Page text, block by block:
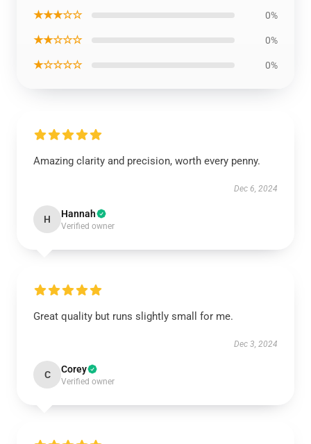
★★★☆☆ 0%
★★☆☆☆ 0%
★☆☆☆☆ 0%
Amazing clarity and precision, worth every penny.
Dec 6, 2024
H Hannah
Verified owner
Great quality but runs slightly small for me.
Dec 3, 2024
C Corey
Verified owner